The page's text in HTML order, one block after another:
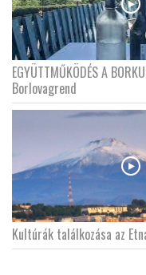
EGYÜTTMŰKÖDÉS A
Borlovagrend
Kultúrák találkozása az